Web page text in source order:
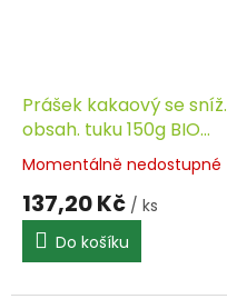
Prášek kakaový se sníž.
obsah. tuku 150g BIO
HEALTH LINK
Momentálně nedostupné
137,20 Kč / ks
Do košíku